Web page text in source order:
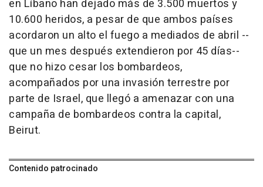
en Líbano han dejado más de 3.500 muertos y
10.600 heridos, a pesar de que ambos países
acordaron un alto el fuego a mediados de abril --
que un mes después extendieron por 45 días--
que no hizo cesar los bombardeos,
acompañados por una invasión terrestre por
parte de Israel, que llegó a amenazar con una
campaña de bombardeos contra la capital,
Beirut.
Contenido patrocinado